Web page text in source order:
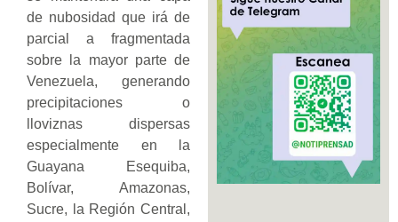
de nubosidad que irá de
parcial a fragmentada
sobre la mayor parte de
Venezuela, generando
precipitaciones o
lloviznas dispersas
especialmente en la
Guayana Esequiba,
Bolívar, Amazonas,
Sucre, la Región Central,